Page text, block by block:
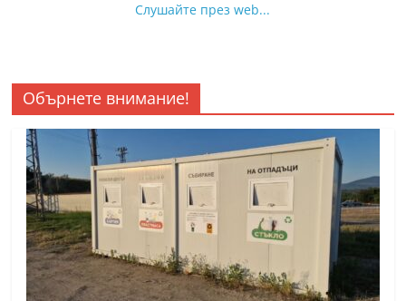
Слушайте през web...
Обърнете внимание!